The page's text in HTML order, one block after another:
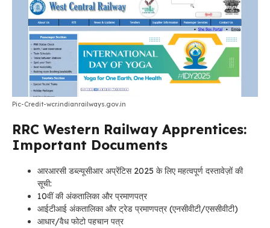
Pic-Credit-wcr.indianrailways.gov.in
RRC Western Railway Apprentices:
Important Documents
आरआरसी डब्ल्यूसीआर अप्रेंटिस 2025 के लिए महत्वपूर्ण दस्तावेज़ों की
सूची:
10वीं की अंकतालिका और प्रमाणपत्र
आईटीआई अंकतालिका और ट्रेड प्रमाणपत्र (एनसीवीटी/एससीवीटी)
आधार/वैध फोटो पहचान पत्र